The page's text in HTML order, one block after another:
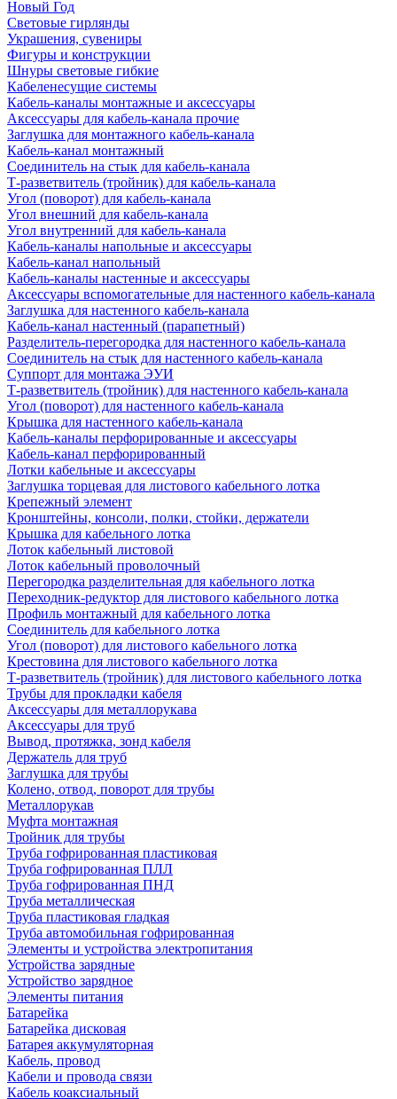
Новый Год
Световые гирлянды
Украшения, сувениры
Фигуры и конструкции
Шнуры световые гибкие
Кабеленесущие системы
Кабель-каналы монтажные и аксессуары
Аксессуары для кабель-канала прочие
Заглушка для монтажного кабель-канала
Кабель-канал монтажный
Соединитель на стык для кабель-канала
Т-разветвитель (тройник) для кабель-канала
Угол (поворот) для кабель-канала
Угол внешний для кабель-канала
Угол внутренний для кабель-канала
Кабель-каналы напольные и аксессуары
Кабель-канал напольный
Кабель-каналы настенные и аксессуары
Аксессуары вспомогательные для настенного кабель-канала
Заглушка для настенного кабель-канала
Кабель-канал настенный (парапетный)
Разделитель-перегородка для настенного кабель-канала
Соединитель на стык для настенного кабель-канала
Суппорт для монтажа ЭУИ
Т-разветвитель (тройник) для настенного кабель-канала
Угол (поворот) для настенного кабель-канала
Крышка для настенного кабель-канала
Кабель-каналы перфорированные и аксессуары
Кабель-канал перфорированный
Лотки кабельные и аксессуары
Заглушка торцевая для листового кабельного лотка
Крепежный элемент
Кронштейны, консоли, полки, стойки, держатели
Крышка для кабельного лотка
Лоток кабельный листовой
Лоток кабельный проволочный
Перегородка разделительная для кабельного лотка
Переходник-редуктор для листового кабельного лотка
Профиль монтажный для кабельного лотка
Соединитель для кабельного лотка
Угол (поворот) для листового кабельного лотка
Крестовина для листового кабельного лотка
Т-разветвитель (тройник) для листового кабельного лотка
Трубы для прокладки кабеля
Аксессуары для металлорукава
Аксессуары для труб
Вывод, протяжка, зонд кабеля
Держатель для труб
Заглушка для трубы
Колено, отвод, поворот для трубы
Металлорукав
Муфта монтажная
Тройник для трубы
Труба гофрированная пластиковая
Труба гофрированная ПЛЛ
Труба гофрированная ПНД
Труба металлическая
Труба пластиковая гладкая
Труба автомобильная гофрированная
Элементы и устройства электропитания
Устройства зарядные
Устройство зарядное
Элементы питания
Батарейка
Батарейка дисковая
Батарея аккумуляторная
Кабель, провод
Кабели и провода связи
Кабель коаксиальный